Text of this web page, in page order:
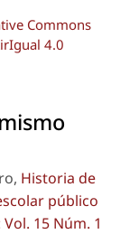
Commons
4.0
Historia de
público
15 Núm. 1